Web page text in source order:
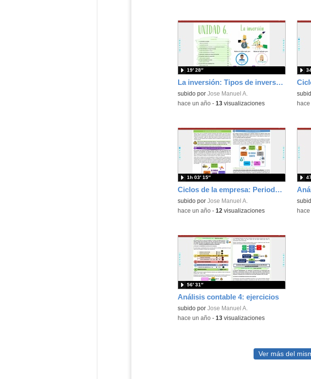
La inversión: Tipos de inversión. Inversión económica e inversión financiera
subido por Jose Manuel A.
19′ 28″
-hace un año- 13visualizaciones -
Ciclos de la empresa: Periodo medio de maduración económica y financiera 1
subido por Jose Manuel A.
1h 03′ 15″
-hace un año- 12 visualizaciones -
Análisis contable 4: ejercicios
subido por Jose Manuel A.
56′ 31″
-hace un año- 13visualizaciones
Ver más del